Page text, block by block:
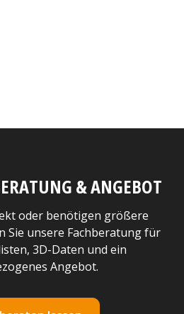
& ANGEBOT
oder benötigen größere
Sie unsere Fachberatung für
3D-Daten und ein
Angebot.